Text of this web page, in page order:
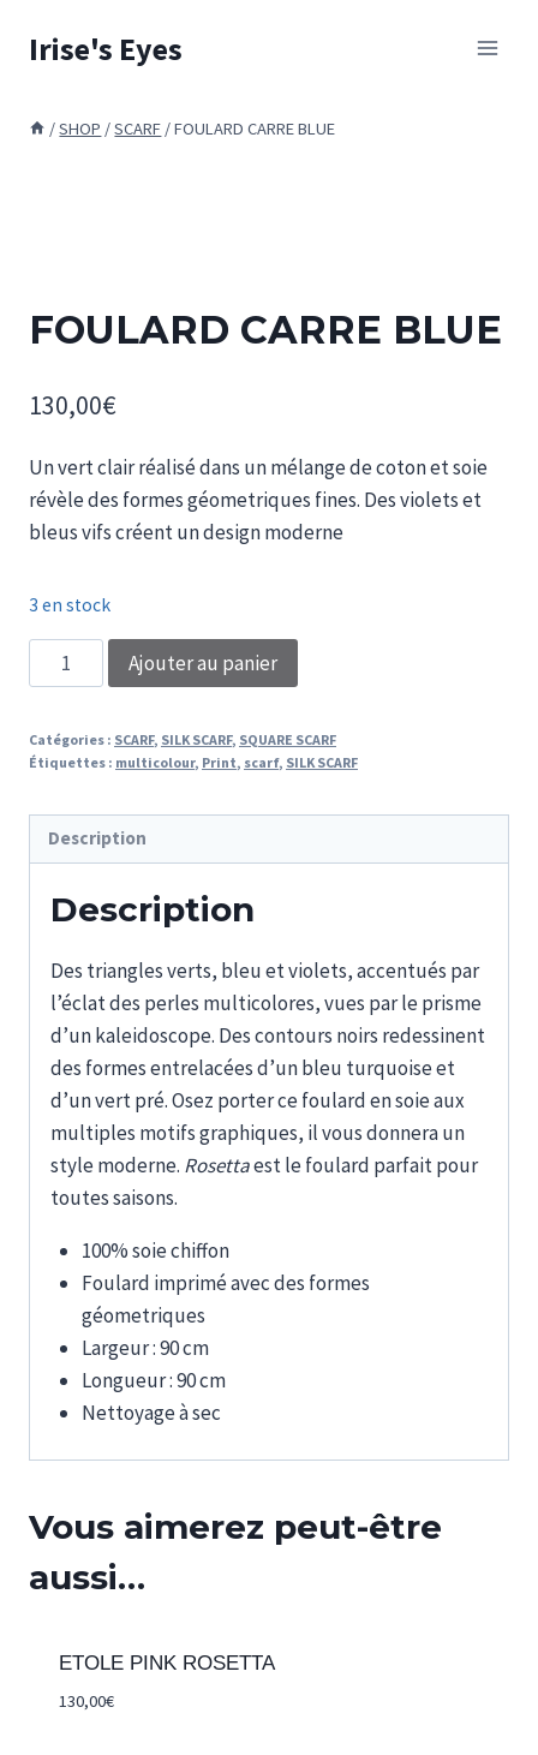
Irise's Eyes
/SHOP /SCARF /FOULARD CARRE BLUE
FOULARD CARRE BLUE
130,00€
Un vert clair réalisé dans un mélange de coton et soie
révèle des formes géometriques fines. Des violets et
bleus vifs créent un design moderne
3 en stock
quantité
de
CARRE
Ajouter au panier
Catégories : SCARF, SILK SCARF, SQUARE SCARF
Étiquettes : multicolour, Print, scarf, SILK SCARF
Description
Description
Des triangles verts, bleu et violets, accentués par
l’éclat des perles multicolores, vues par le prisme
d’un kaleidoscope. Des contours noirs redessinent
des formes entrelacées d’un bleu turquoise et
d’un vert pré. Osez porter ce foulard en soie aux
multiples motifs graphiques, il vous donnera un
style moderne. Rosettaest le foulard parfait pour
toutes saisons.
100% soie chiffon
Foulard imprimé avec des formes
géometriques
Largeur : 90 cm
Longueur : 90 cm
Nettoyage à sec
Vous aimerez peut-être
aussi…
ETOLE PINK ROSETTA
130,00€